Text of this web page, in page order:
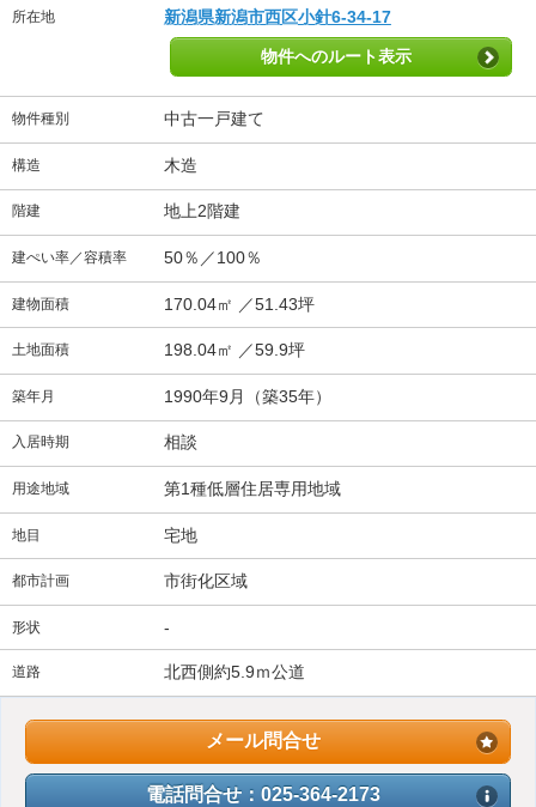
所在地 新潟県新潟市西区小針6-34-17
物件へのルート表示
物件種別 中古一戸建て
構造 木造
階建 地上2階建
建ぺい率／容積率 50％／100％
建物面積 170.04㎡ ／51.43坪
土地面積 198.04㎡ ／59.9坪
築年月 1990年9月（築35年）
入居時期 相談
用途地域 第1種低層住居専用地域
地目 宅地
都市計画 市街化区域
形状 -
道路 北西側約5.9ｍ公道
メール問合せ
電話問合せ：025-364-2173